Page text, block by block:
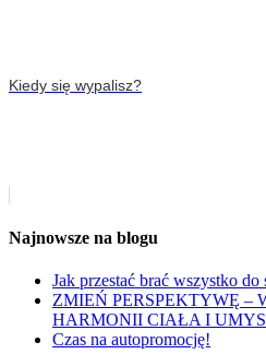
Kiedy się wypalisz?
Najnowsze na blogu
Jak przestać brać wszystko do
ZMIEŃ PERSPEKTYWĘ –
HARMONII CIAŁA I
Czas na autopromocję!